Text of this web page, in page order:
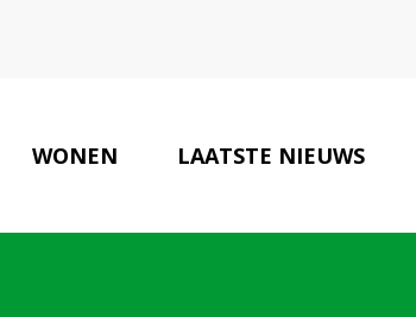
WONEN LAATSTE NIEUWS